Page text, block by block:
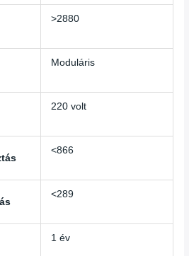
>2880
Moduláris
220 volt
<866
<289
1 év